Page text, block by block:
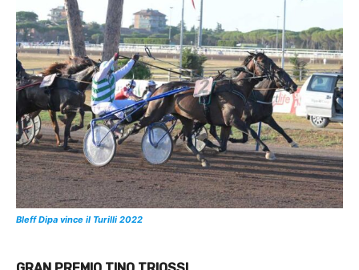
Bleff Dipa vince il Turilli 2022